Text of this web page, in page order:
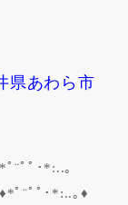
県あわら市
¨ﾟﾟ･*:..｡
ﾟ¨ﾟﾟ･*:..｡♦